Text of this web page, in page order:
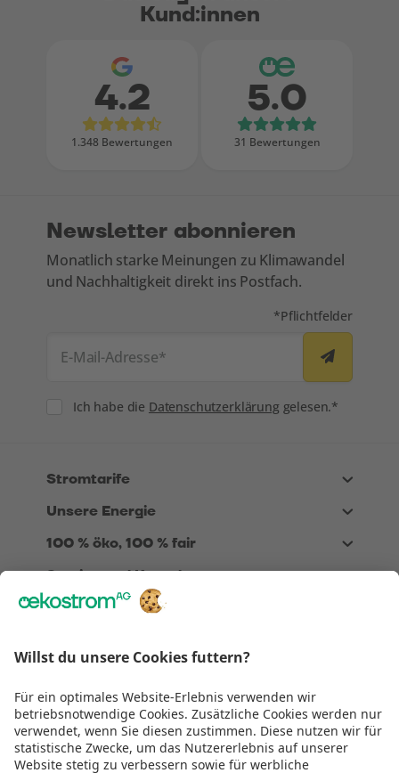
Kund:innen
Bewertungen bei Google
4.2
1.348 Bewertungen
5.0
31 Bewertungen
Newsletter abonnieren
Monatlich starke Meinungen zu Klimawandel
und Nachhaltigkeit direkt ins Postfach.
Mit * markierte
*Pflichtfelder
E-Mail-Adresse*
ConsentIch habe die Datenschutzerklärunggelesen.*
Wir sind
TÜV zertifiziert
Stromtarife
Unsere Energie
100 % öko, 100 % fair
Service und Kontakt
Über Uns